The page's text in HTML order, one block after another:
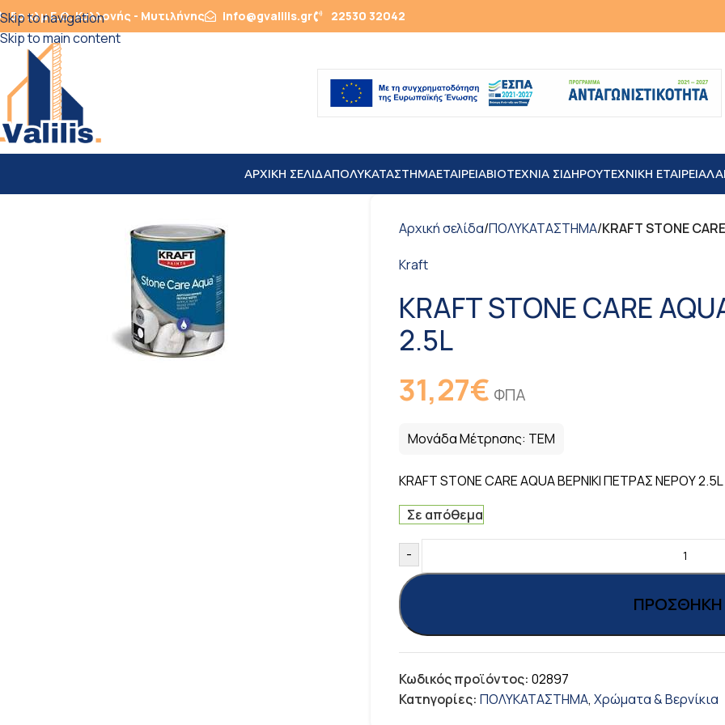
Skip to navigation
Skip to main content
5ο χλμ Ε.Ο. Καλλονής - Μυτιλήνης info@gvalilis.gr 22530 32042
ΑΡΧΙΚΗ ΣΕΛΙΔΑΠΟΛΥΚΑΤΑΣΤΗΜΑΕΤΑΙΡΕΙΑΒΙΟΤΕΧΝΙΑ ΣΙΔΗΡΟΥTEXNIKH ΕΤΑΙΡΕΙΑ
Αρχική σελίδα/ΠΟΛΥΚΑΤΑΣΤΗΜΑ/KRAFT STONE
Kraft
KRAFT STONE CARE
2.5L
31,27€ ΦΠΑ
Μονάδα Μέτρησης: ΤΕΜ
KRAFT STONE CARE AQUA ΒΕΡΝΙΚΙ ΠΕΤΡΑΣ ΝΕΡΟΥ 2.5L
Σε απόθεμα
-
ΠΡΟΣΘΉΚΗ
Κωδικός προϊόντος: 02897
Κατηγορίες: ΠΟΛΥΚΑΤΑΣΤΗΜΑ, Χρώματα & Βερνίκια